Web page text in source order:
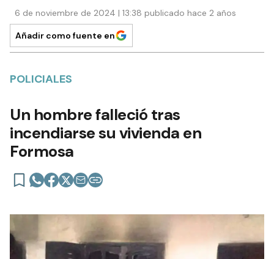
6 de noviembre de 2024 | 13:38 publicado hace 2 años
Añadir como fuente en
POLICIALES
Un hombre falleció tras
incendiarse su vivienda en
Formosa